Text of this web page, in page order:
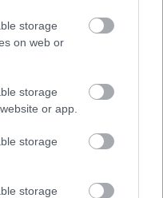
storage
on web or
storage
or app.
storage
storage
nem
a
el mindent, amit
hogy húsznak
hogy negyven felett